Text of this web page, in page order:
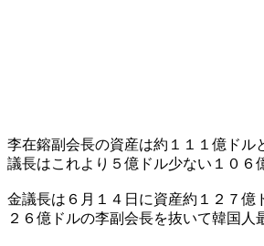
李在鎔副会長の資産は約１１１億ドル
議長はこれより５億ドル少ない１０６
金議長は６月１４日に資産約１２７億
２６億ドルの李副会長を抜いて韓国人